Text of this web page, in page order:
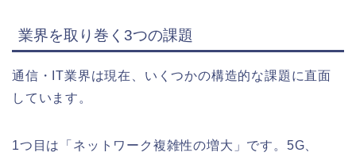
業界を取り巻く3つの課題
通信・IT業界は現在、いくつかの構造的な課題に直面
しています。
1つ目は「ネットワーク複雑性の増大」です。5G、